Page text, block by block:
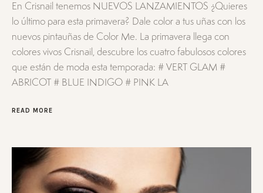
En Crisnail tenemos NUEVOS LANZAMIENTOS ¿Quieres
lo último para esta primavera? Dale color a tus uñas con los
nuevos pintauñas de Color Me. La primavera llega con
colores vivos Crisnail, descubre los cuatro fabulosos colores
que están de moda esta temporada: # VERT GLAM #
ABRICOT # BLUE INDIGO # PINK LA
READ MORE